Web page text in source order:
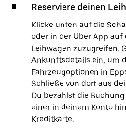
Reserviere deinen
Klicke unten auf die
oder in der Uber App
Leihwagen zuzugreifen.
Ankunftsdetails ein, um
Fahrzeugoptionen in
Schließe von dort aus
Du bezahlst die
einer in deinem Konto
Kreditkarte.